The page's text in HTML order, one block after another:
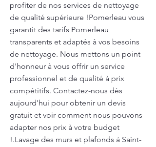
profiter de nos services de nettoyage
de qualité supérieure !Pomerleau vous
garantit des tarifs Pomerleau
transparents et adaptés à vos besoins
de nettoyage. Nous mettons un point
d'honneur à vous offrir un service
professionnel et de qualité à prix
compétitifs. Contactez-nous dès
aujourd'hui pour obtenir un devis
gratuit et voir comment nous pouvons
adapter nos prix à votre budget
!.Lavage des murs et plafonds à Saint-